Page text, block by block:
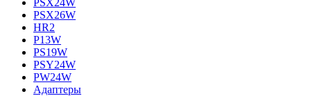
PSX24W
PSX26W
HR2
P13W
PS19W
PSY24W
PW24W
Адаптеры